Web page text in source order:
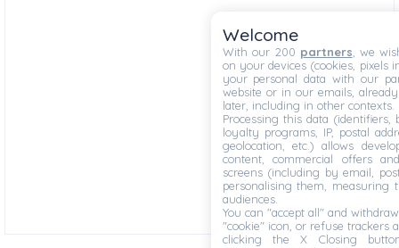
Welcome
With our 200 partners , we
on your devices (cookies, pixels
your personal data with our
website or in our emails,
later, including in other contexts.
Processing this data (identifiers,
loyalty programs, IP, postal
geolocation, etc.) allows
content, commercial offers
screens (including by email,
personalising them, measuring
audiences.
You can "accept all" and
"cookie" icon, or refuse trackers
clicking the X Closing